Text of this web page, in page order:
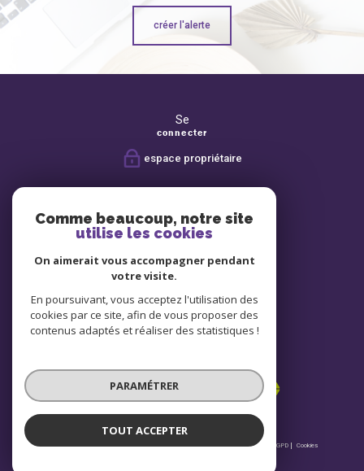
créer l'alerte
Se
connecter
espace propriétaire
Avis
© 2026 | Tous droits réservés | Traduction powered by Google |
Nos honoraires
Plan du site Mentions légales Admin Partenaires Politique RGPD Cookies
Comme beaucoup, notre site
utilise les cookies
On aimerait vous accompagner pendant
votre visite.
En poursuivant, vous acceptez l'utilisation des
cookies par ce site, afin de vous proposer des
contenus adaptés et réaliser des statistiques !
PARAMÉTRER
TOUT ACCEPTER